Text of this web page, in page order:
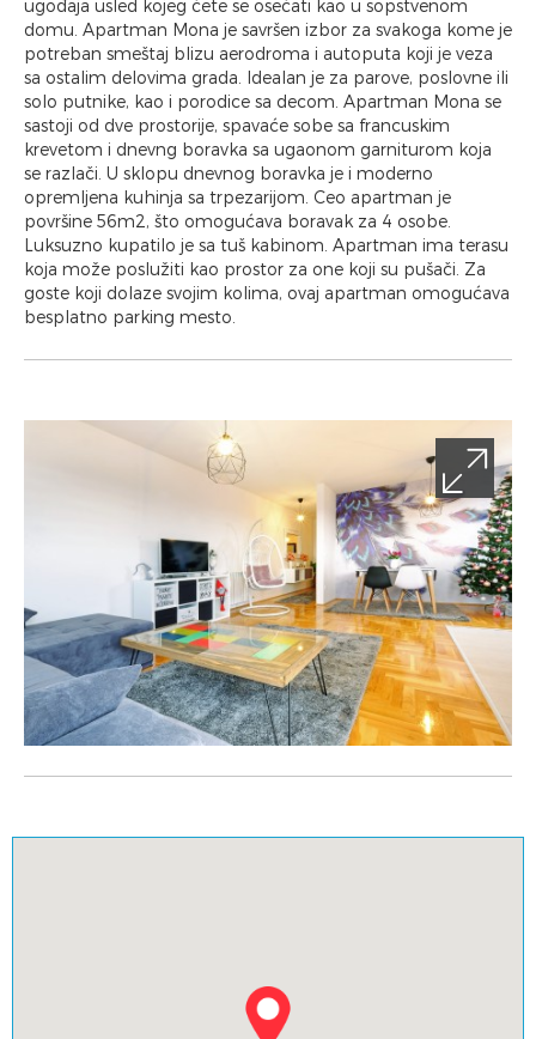
ugođaja usled kojeg ćete se osećati kao u sopstvenom
domu. Apartman Mona je savršen izbor za svakoga kome je
potreban smeštaj blizu aerodroma i autoputa koji je veza
sa ostalim delovima grada. Idealan je za parove, poslovne ili
solo putnike, kao i porodice sa decom. Apartman Mona se
sastoji od dve prostorije, spavaće sobe sa francuskim
krevetom i dnevng boravka sa ugaonom garniturom koja
se razlači. U sklopu dnevnog boravka je i moderno
opremljena kuhinja sa trpezarijom. Ceo apartman je
površine 56m2, što omogućava boravak za 4 osobe.
Luksuzno kupatilo je sa tuš kabinom. Apartman ima terasu
koja može poslužiti kao prostor za one koji su pušači. Za
goste koji dolaze svojim kolima, ovaj apartman omogućava
besplatno parking mesto.